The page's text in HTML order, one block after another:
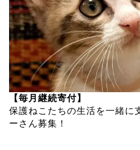
【毎月継続寄付】
保護ねこたちの生活を一緒に
ーさん募集！